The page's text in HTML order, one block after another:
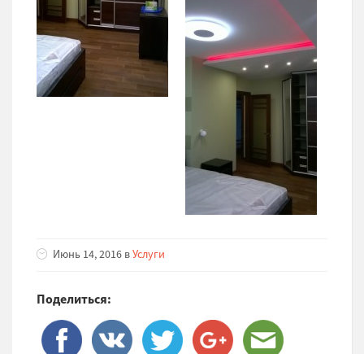
Июнь 14, 2016 вУслуги
Поделиться: